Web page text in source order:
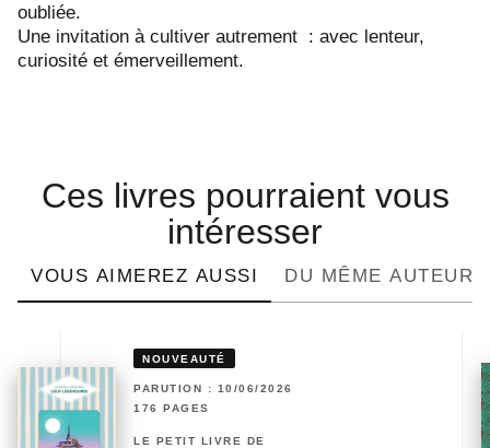
oubliée.
Une invitation à cultiver autrement : avec lenteur,
curiosité et émerveillement.
Ces livres pourraient vous
intéresser
VOUS AIMEREZ AUSSI DU MÊME AUTEUR
NOUVEAUTÉ
PARUTION : 10/06/2026
176 PAGES
LE PETIT LIVRE DE